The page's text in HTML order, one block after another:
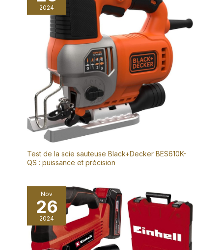
2024
Test de la scie sauteuse Black+Decker BES610K-
QS : puissance et précision
Nov
26
2024